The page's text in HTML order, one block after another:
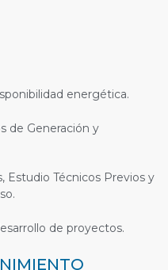
energética.
de Generación y
Estudio Técnicos Previos y
de proyectos.